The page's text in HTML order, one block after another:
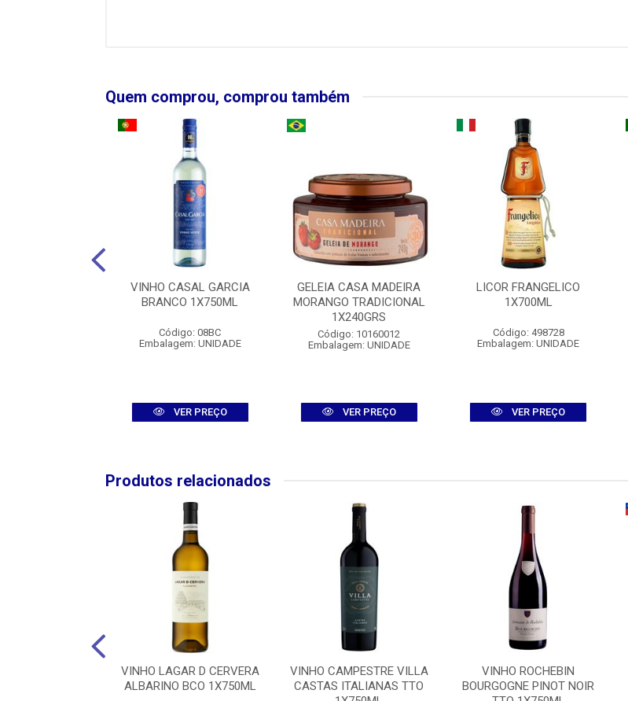
Quem comprou, comprou também
VINHO CASAL GARCIA
BRANCO 1X750ML
Código: 08BC
Embalagem: UNIDADE
VER PREÇO
GELEIA CASA MADEIRA
MORANGO TRADICIONAL
1X240GRS
Código: 10160012
Embalagem: UNIDADE
VER PREÇO
LICOR FRANGELICO
1X700ML
Código: 498728
Embalagem: UNIDADE
VER PREÇO
Produtos relacionados
VINHO LAGAR D CERVERA
ALBARINO BCO 1X750ML
VINHO CAMPESTRE VILLA
CASTAS ITALIANAS TTO
VINHO ROCHEBIN
BOURGOGNE PINOT NOIR